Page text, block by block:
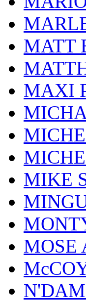
MATT
MAXI
MIKE
MOSE